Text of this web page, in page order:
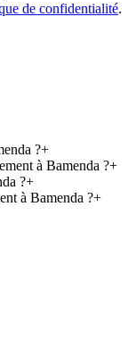
de confidentialité.
?+
à Bamenda ?+
?+
à Bamenda ?+